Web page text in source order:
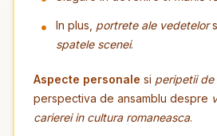
In plus, portrete ale vedetelor
spatele scenei.
Aspecte personale si peripetii de
perspectiva de ansamblu despre
carierei in cultura romaneasca.